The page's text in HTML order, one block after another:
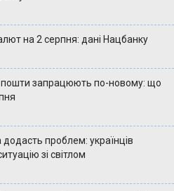
на 2 серпня: дані Нацбанку
пошти запрацюють по-новому: що
проблем: українців
зі світлом